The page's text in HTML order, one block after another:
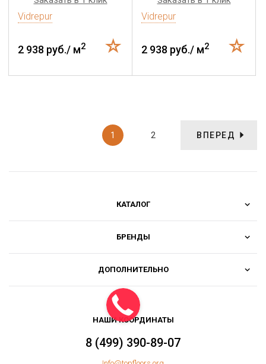
Vidrepur
2 938 руб./ м2
Vidrepur
2 938 руб./ м2
1 2 ВПЕРЕД
КАТАЛОГ
БРЕНДЫ
ДОПОЛНИТЕЛЬНО
НАШИ КООРДИНАТЫ
8 (499) 390-89-07